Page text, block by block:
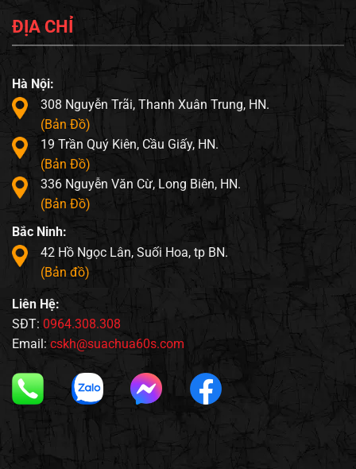
ĐỊA CHỈ
Hà Nội:
308 Nguyễn Trãi, Thanh Xuân Trung, HN.
(Bản Đồ)
19 Trần Quý Kiên, Cầu Giấy, HN.
(Bản Đồ)
336 Nguyễn Văn Cừ, Long Biên, HN.
(Bản Đồ)
Bắc Ninh:
42 Hồ Ngọc Lân, Suối Hoa, tp BN.
(Bản đồ)
Liên Hệ:
SĐT: 0964.308.308
Email: cskh@suachua60s.com